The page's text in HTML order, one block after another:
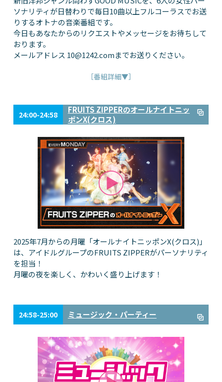
ソナリティが日替わりで毎日10曲以上フルコーラスでお送
りするオトナの音楽番組です。
今日もあなたからのリクエストやメッセージをお待ちして
おります。
メールアドレス 10@1242.comまでお送りください。
［番組詳細▼］
24:00-24:58
FRUITS ZIPPERのオールナイトニッ
ポンX(クロス)
2025年7月からの月曜「オールナイトニッポンX(クロス)」
は、アイドルグループのFRUITS ZIPPERがパーソナリティ
を担当！
月曜の夜を楽しく、かわいく盛り上げます！
24:58-25:00 ミュージック・パーティー